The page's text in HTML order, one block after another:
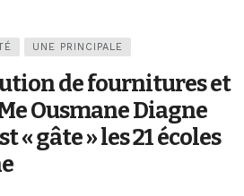
UNE PRINCIPALE
de fournitures et
Ousmane Diagne
« gâte » les 21 écoles